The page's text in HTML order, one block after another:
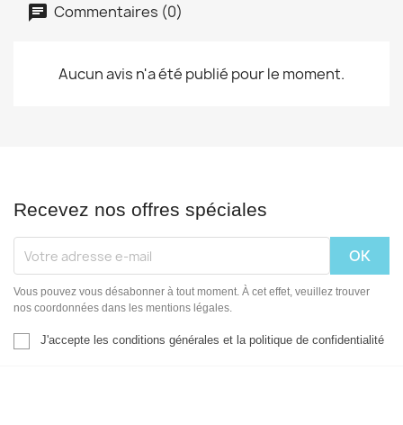
Commentaires (0)
Aucun avis n'a été publié pour le moment.
Recevez nos offres spéciales
Vous pouvez vous désabonner à tout moment. À cet effet, veuillez trouver
nos coordonnées dans les mentions légales.
J'accepte les conditions générales et la politique de confidentialité